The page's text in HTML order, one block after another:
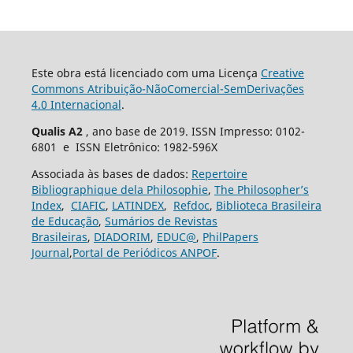
Este obra está licenciado com uma Licença Creative
Commons Atribuição-NãoComercial-SemDerivações
4.0 Internacional.
Qualis A2 , ano base de 2019. ISSN Impresso: 0102-
6801 e ISSN Eletrônico: 1982-596X
Associada às bases de dados: Repertoire
Bibliographique dela Philosophie, The Philosopher’s
Index, CIAFIC, LATINDEX, Refdoc, Biblioteca Brasileira
de Educação, Sumários de Revistas
Brasileiras, DIADORIM, EDUC@, PhilPapers
Journal,Portal de Periódicos ANPOF.